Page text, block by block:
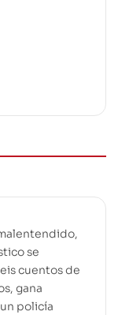
se
cuentos de
gana
policía